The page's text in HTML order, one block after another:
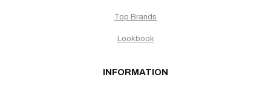
Top Brands
Lookbook
INFORMATION